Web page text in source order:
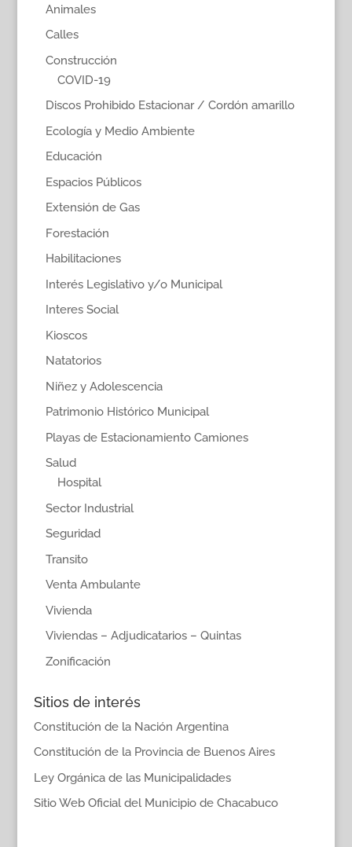
Animales
Calles
Construcción
COVID-19
Discos Prohibido Estacionar / Cordón amarillo
Ecología y Medio Ambiente
Educación
Espacios Públicos
Extensión de Gas
Forestación
Habilitaciones
Interés Legislativo y/o Municipal
Interes Social
Kioscos
Natatorios
Niñez y Adolescencia
Patrimonio Histórico Municipal
Playas de Estacionamiento Camiones
Salud
Hospital
Sector Industrial
Seguridad
Transito
Venta Ambulante
Vivienda
Viviendas – Adjudicatarios – Quintas
Zonificación
Sitios de interés
Constitución de la Nación Argentina
Constitución de la Provincia de Buenos Aires
Ley Orgánica de las Municipalidades
Sitio Web Oficial del Municipio de Chacabuco